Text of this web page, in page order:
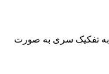
به تفکیک سری به صورت